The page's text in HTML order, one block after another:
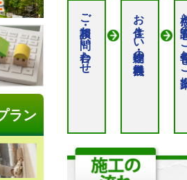
ご相談・お問い合わせ お住まい・建物の無料点検 点検と調
ラン